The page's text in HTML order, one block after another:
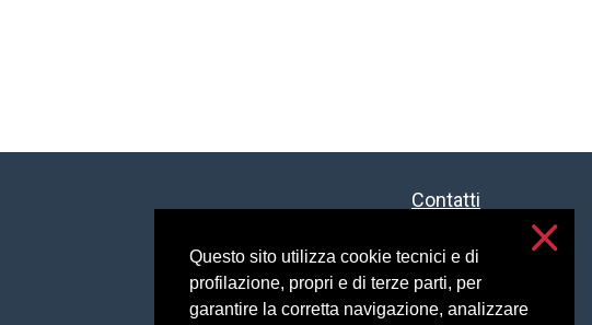
Questo sito utilizza cookie tecnici e di
profilazione, propri e di terze parti, per
garantire la corretta navigazione, analizzare
Contatti
Privacy e cookies
Impostazioni cookie